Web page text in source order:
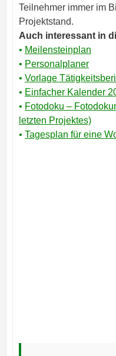
Teilnehmer immer im
Projektstand.
Auch interessant in
• Meilensteinplan
• Personalplaner
• Vorlage
• Einfacher Kalender
• Fotodoku –
letzten Projektes)
• Tagesplan für eine